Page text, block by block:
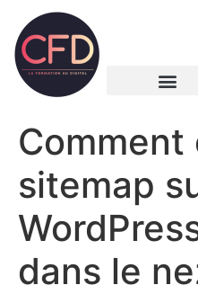
Comment
sitemap
dans le